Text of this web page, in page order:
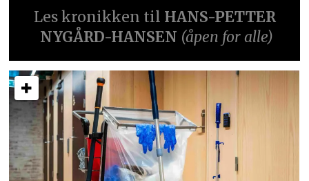
Les kronikken til HANS-PETTER
NYGÅRD-HANSEN (åpen for alle)